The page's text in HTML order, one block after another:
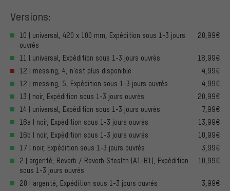
Versions:
10 | universal, 420 x 100 mm, Expédition sous 1-3 jours
ouvrés
20,99€
11 | universal, Expédition sous 1-3 jours ouvrés
18,99€
12 | messing, 4, n’est plus disponible
4,99€
12 | messing, 5, Expédition sous 1-3 jours ouvrés
4,99€
13 | noir, Expédition sous 1-3 jours ouvrés
20,99€
14 | universal, Expédition sous 1-3 jours ouvrés
7,99€
16a | noir, Expédition sous 1-3 jours ouvrés
13,99€
16b | noir, Expédition sous 1-3 jours ouvrés
10,99€
17 | noir, Expédition sous 1-3 jours ouvrés
3,99€
2 | argenté, Reverb / Reverb Stealth (A1-B1), Expédition
sous 1-3 jours ouvrés
10,99€
20 | argenté, Expédition sous 1-3 jours ouvrés
3,99€